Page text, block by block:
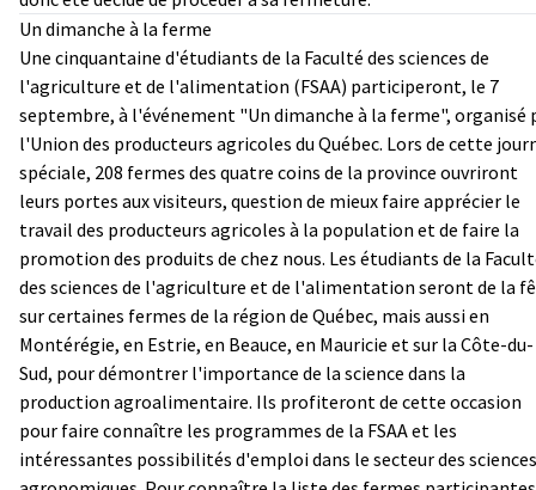
Un dimanche à la ferme
Une cinquantaine d'étudiants de la Faculté des sciences de
l'agriculture et de l'alimentation (FSAA) participeront, le 7
septembre, à l'événement "Un dimanche à la ferme", organisé
l'Union des producteurs agricoles du Québec. Lors de cette
spéciale, 208 fermes des quatre coins de la province ouvriront
leurs portes aux visiteurs, question de mieux faire apprécier le
travail des producteurs agricoles à la population et de faire la
promotion des produits de chez nous. Les étudiants de la
des sciences de l'agriculture et de l'alimentation seront de la
sur certaines fermes de la région de Québec, mais aussi en
Montérégie, en Estrie, en Beauce, en Mauricie et sur la Côte-du-
Sud, pour démontrer l'importance de la science dans la
production agroalimentaire. Ils profiteront de cette occasion
pour faire connaître les programmes de la FSAA et les
intéressantes possibilités d'emploi dans le secteur des sciences